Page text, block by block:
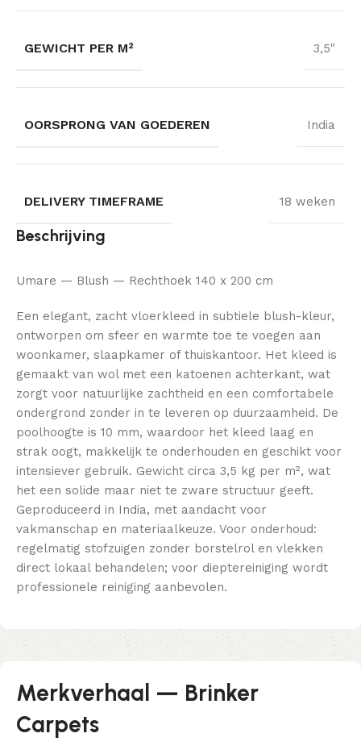
GEWICHT PER M² 3,5"
OORSPRONG VAN GOEDEREN India
DELIVERY TIMEFRAME 18 weken
Beschrijving
Umare — Blush — Rechthoek 140 x 200 cm
Een elegant, zacht vloerkleed in subtiele blush-kleur,
ontworpen om sfeer en warmte toe te voegen aan
woonkamer, slaapkamer of thuiskantoor. Het kleed is
gemaakt van wol met een katoenen achterkant, wat
zorgt voor natuurlijke zachtheid en een comfortabele
ondergrond zonder in te leveren op duurzaamheid. De
poolhoogte is 10 mm, waardoor het kleed laag en
strak oogt, makkelijk te onderhouden en geschikt voor
intensiever gebruik. Gewicht circa 3,5 kg per m², wat
het een solide maar niet te zware structuur geeft.
Geproduceerd in India, met aandacht voor
vakmanschap en materiaalkeuze. Voor onderhoud:
regelmatig stofzuigen zonder borstelrol en vlekken
direct lokaal behandelen; voor dieptereiniging wordt
professionele reiniging aanbevolen.
Merkverhaal — Brinker
Carpets